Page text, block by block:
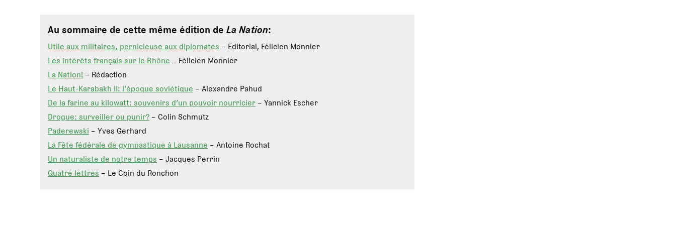
Au sommaire de cette même édition de La Nation:
Utile aux militaires, pernicieuse aux diplomates – Editorial, Félicien Monnier
Les intérêts français sur le Rhône – Félicien Monnier
La Nation! – Rédaction
Le Haut-Karabakh II: l’époque soviétique – Alexandre Pahud
De la farine au kilowatt: souvenirs d’un pouvoir nourricier – Yannick Escher
Drogue: surveiller ou punir? – Colin Schmutz
Paderewski – Yves Gerhard
La Fête fédérale de gymnastique à Lausanne – Antoine Rochat
Un naturaliste de notre temps – Jacques Perrin
Quatre lettres – Le Coin du Ronchon